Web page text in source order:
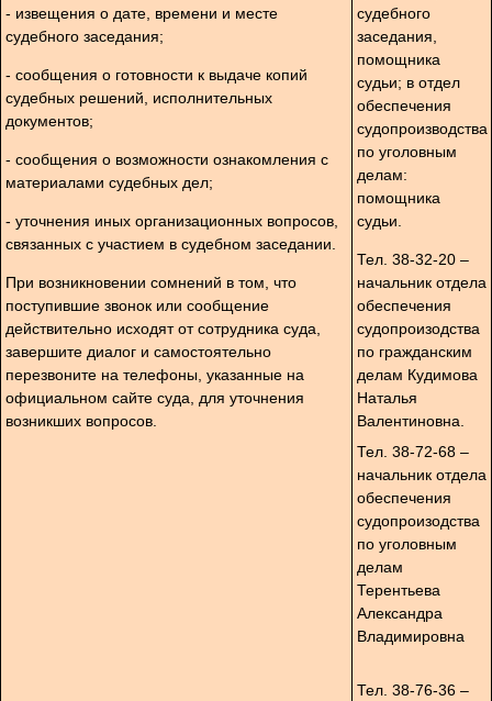
- извещения о дате, времени и месте
судебного заседания;
- сообщения о готовности к выдаче копий
судебных решений, исполнительных
документов;
- сообщения о возможности ознакомления с
материалами судебных дел;
- уточнения иных организационных вопросов,
связанных с участием в судебном заседании.
При возникновении сомнений в том, что
поступившие звонок или сообщение
действительно исходят от сотрудника суда,
завершите диалог и самостоятельно
перезвоните на телефоны, указанные на
официальном сайте суда, для уточнения
возникших вопросов.
судебного
заседания,
помощника
судьи; в отдел
обеспечения
судопроизводства
по уголовным
делам:
помощника
судьи.
Тел. 38-32-20 –
начальник отдела
обеспечения
судопроизодства
по гражданским
делам Кудимова
Наталья
Валентиновна.
Тел. 38-72-68 –
начальник отдела
обеспечения
судопроизодства
по уголовным
делам
Терентьева
Александра
Владимировна
Тел. 38-76-36 –